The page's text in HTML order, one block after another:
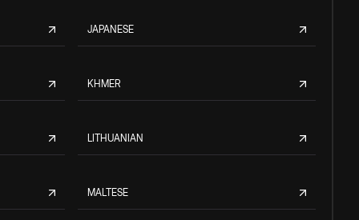
JAPANESE
KHMER
LITHUANIAN
MALTESE